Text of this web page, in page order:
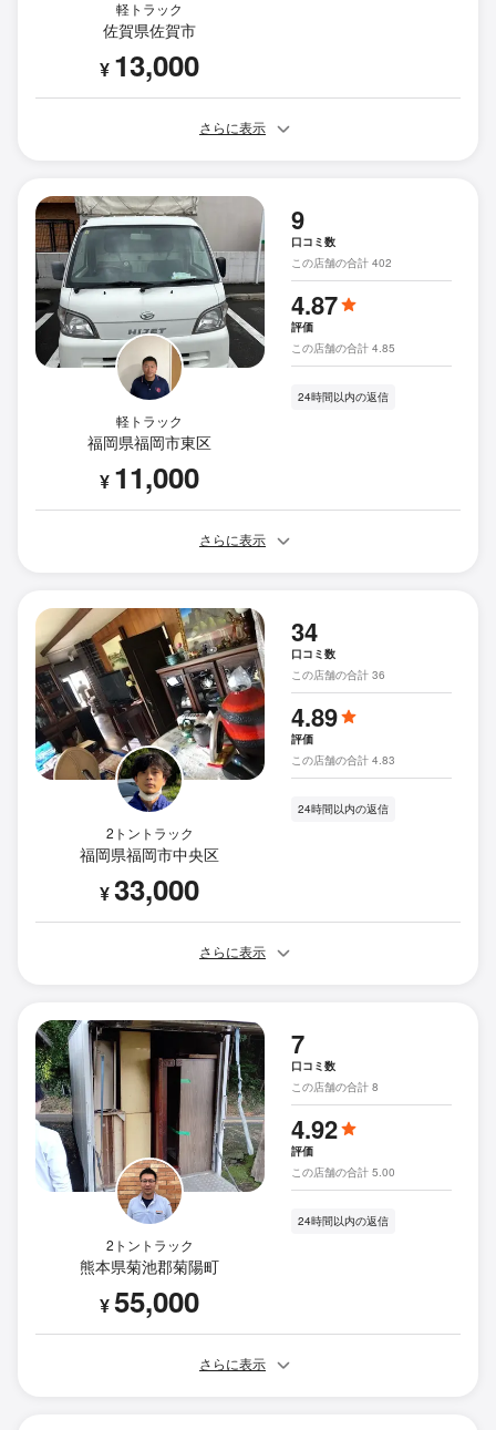
軽トラック
佐賀県佐賀市
¥ 13,000
さらに表示
軽トラック
福岡県福岡市東区
¥ 11,000
9
口コミ数
この店舗の合計 402
4.87
評価
この店舗の合計 4.85
24時間以内の返信
さらに表示
2トントラック
福岡県福岡市中央区
¥33,000
34
口コミ数
この店舗の合計 36
4.89
評価
この店舗の合計 4.83
24時間以内の返信
さらに表示
2トントラック
熊本県菊池郡菊陽町
¥55,000
7
口コミ数
この店舗の合計 8
4.92
評価
この店舗の合計 5.00
24時間以内の返信
さらに表示